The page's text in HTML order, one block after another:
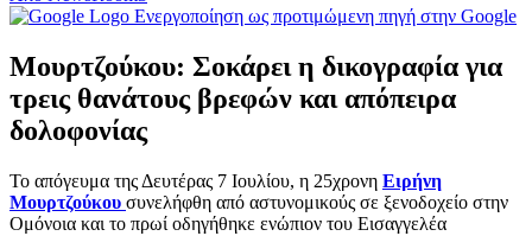
Ενεργοποίηση ως προτιμώμενη πηγή στην Google
Μουρτζούκου: Σοκάρει η δικογραφία για
τρεις θανάτους βρεφών και απόπειρα
δολοφονίας
Το απόγευμα της Δευτέρας 7 Ιουλίου, η 25χρονη Ειρήνη
Μουρτζούκου συνελήφθη από αστυνομικούς σε ξενοδοχείο στην
Ομόνοια και το πρωί οδηγήθηκε ενώπιον του Εισαγγελέα